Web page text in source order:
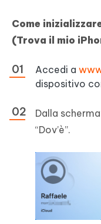
Come
(Trova il mio
Accedi a
dispositivo
Dalla
“Dov’è”.